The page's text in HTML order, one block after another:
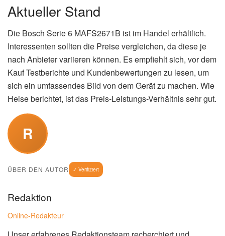
Aktueller Stand
Die Bosch Serie 6 MAFS2671B ist im Handel erhältlich.
Interessenten sollten die Preise vergleichen, da diese je
nach Anbieter variieren können. Es empfiehlt sich, vor dem
Kauf Testberichte und Kundenbewertungen zu lesen, um
sich ein umfassendes Bild von dem Gerät zu machen. Wie
Heise berichtet, ist das Preis-Leistungs-Verhältnis sehr gut.
R
ÜBER DEN AUTOR ✓ Verifiziert
Redaktion
Online-Redakteur